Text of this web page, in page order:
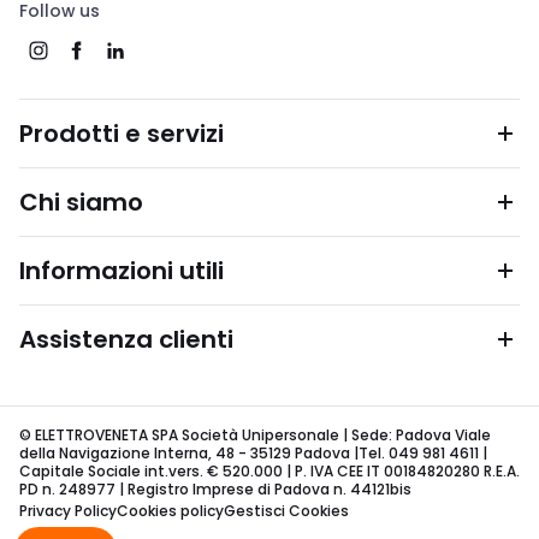
Follow us
Prodotti e servizi
Chi siamo
Informazioni utili
Assistenza clienti
© ELETTROVENETA SPA Società Unipersonale | Sede: Padova Viale
della Navigazione Interna, 48 - 35129 Padova |Tel. 049 981 4611 |
Capitale Sociale int.vers. € 520.000 | P. IVA CEE IT 00184820280 R.E.A.
PD n. 248977 | Registro Imprese di Padova n. 44121bis
Privacy PolicyCookies policyGestisci Cookies